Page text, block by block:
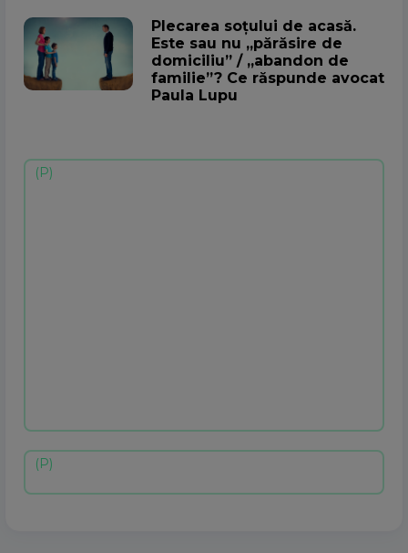
Plecarea soțului de acasă.
Este sau nu „părăsire de
domiciliu” / „abandon de
familie”? Ce răspunde avocat
Paula Lupu